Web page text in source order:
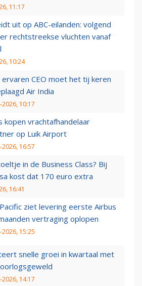
11:17
uit op ABC-eilanden: volgend
rechtstreekse vluchten vanaf
10:24
ervaren CEO moet het tij keren
Air India
2026, 10:17
kopen vrachtafhandelaar
op Luik Airport
2026, 16:57
in de Business Class? Bij
kost dat 170 euro extra
16:41
ziet levering eerste Airbus
vertraging oplopen
2026, 15:25
snelle groei in kwartaal met
2026, 14:17